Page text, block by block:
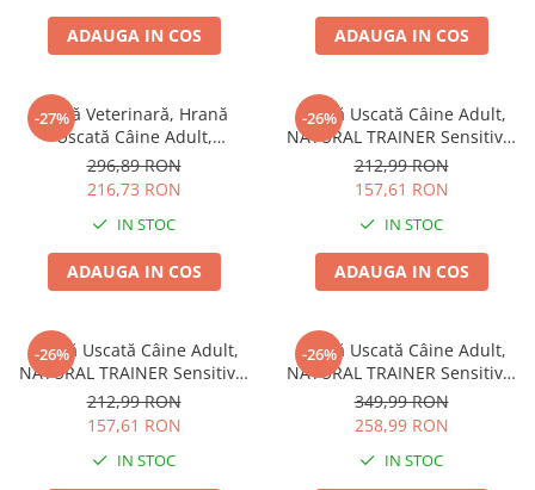
ADAUGA IN COS ADAUGA IN COS
-27%
Dietă Veterinară, Hrană
Uscată Câine Adult,
EXCLUSION Intestinal, Talie
Mică, Porc și Orez, 7kg
296,89 RON
216,73 RON
IN STOC
ADAUGA IN COS
-26%
Hrană Uscată Câine Adult,
NATURAL TRAINER Sensitive,
Talie Mică, Prosciutto Crudo,
7kg
212,99 RON
157,61 RON
IN STOC
ADAUGA IN COS
-26%
Hrană Uscată Câine Adult,
NATURAL TRAINER Sensitive,
Talie Mică, Vită și Orez, 7kg
212,99 RON
157,61 RON
IN STOC
-26%
Hrană Uscată Câine Adult,
NATURAL TRAINER Sensitive,
Fără Gluten, Talie
Medie/Mare, Rață, 12kg
349,99 RON
258,99 RON
IN STOC